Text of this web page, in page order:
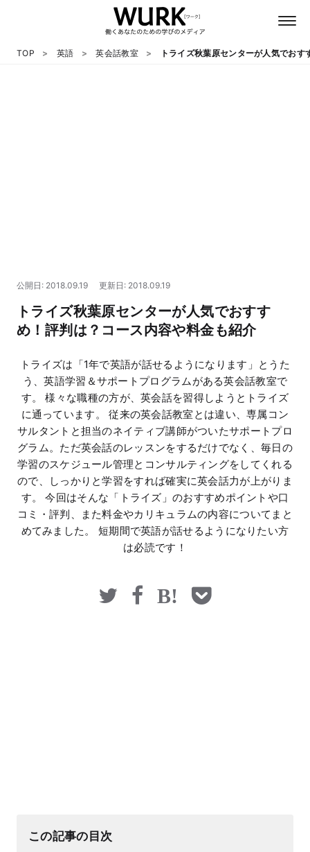
マネー
TOP 英語 英会話教室 トライズ秋葉原センターが人気でお
公開日: 2018.09.19 更新日: 2018.09.19
トライズ秋葉原センターが人気でおすす
め！評判は？コース内容や料金も紹介
トライズは「1年で英語が話せるようになります」とうた
う、英語学習＆サポートプログラムがある英会話教室で
す。 様々な職種の方が、英会話を習得しようとトライズ
に通っています。 従来の英会話教室とは違い、専属コン
サルタントと担当のネイティブ講師がついたサポートプロ
グラム。ただ英会話のレッスンをするだけでなく、毎日の
学習のスケジュール管理とコンサルティングをしてくれる
ので、しっかりと学習をすれば確実に英会話力が上がりま
す。 今回はそんな「トライズ」のおすすめポイントや口
コミ・評判、また料金やカリキュラムの内容についてまと
めてみました。 短期間で英語が話せるようになりたい方
は必読です！
この記事の目次